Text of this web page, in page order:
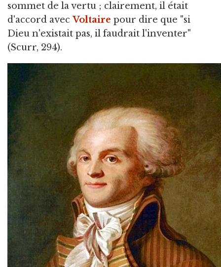
sommet de la vertu ; clairement, il était
d'accord avecVoltaire pour dire que "si
Dieu n'existait pas, il faudrait l'inventer"
(Scurr, 294).